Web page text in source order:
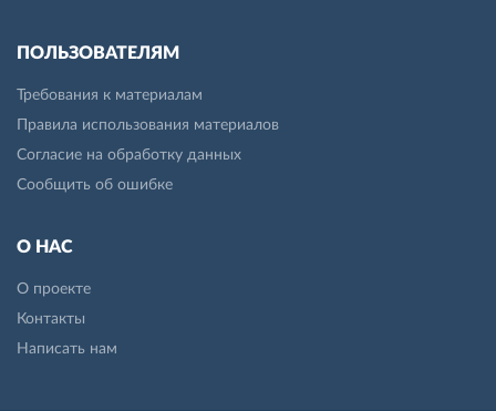
ПОЛЬЗОВАТЕЛЯМ
Требования к материалам
Правила использования материалов
Согласие на обработку данных
Сообщить об ошибке
О НАС
О проекте
Контакты
Написать нам